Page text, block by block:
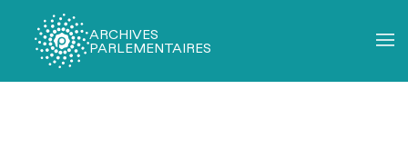
ARCHIVES
PARLEMENTAIRES